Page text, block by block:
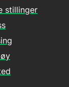
stillinger